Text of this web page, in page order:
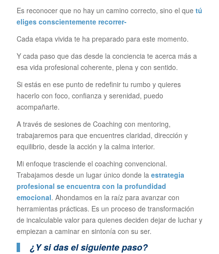
Es reconocer que no hay un camino correcto, sino el que tú
eliges conscientemente recorrer-
Cada etapa vivida te ha preparado para este momento.
Y cada paso que das desde la conciencia te acerca más a
esa vida profesional coherente, plena y con sentido.
Si estás en ese punto de redefinir tu rumbo y quieres
hacerlo con foco, confianza y serenidad, puedo
acompañarte.
A través de sesiones de Coaching con mentoring,
trabajaremos para que encuentres claridad, dirección y
equilibrio, desde la acción y la calma interior.
Mi enfoque trasciende el coaching convencional.
Trabajamos desde un lugar único donde la estrategia
profesional se encuentra con la profundidad
emocional. Ahondamos en la raíz para avanzar con
herramientas prácticas. Es un proceso de transformación
de incalculable valor para quienes deciden dejar de luchar y
empiezan a caminar en sintonía con su ser.
¿Y si das el siguiente paso?